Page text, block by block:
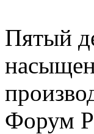
Пятый
Форум